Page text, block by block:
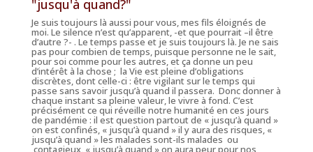
"jusqu'à quand?"
Je suis toujours là aussi pour vous, mes fils éloignés de
moi. Le silence n’est qu’apparent, -et que pourrait –il être
d’autre ?- . Le temps passe et je suis toujours là. Je ne sais
pas pour combien de temps, puisque personne ne le sait,
pour soi comme pour les autres, et ça donne un peu
d’intérêt à la chose ; la Vie est pleine d’obligations
discrètes, dont celle-ci : être vigilant sur le temps qui
passe sans savoir jusqu’à quand il passera. Donc donner à
chaque instant sa pleine valeur, le vivre à fond. C’est
précisément ce qui réveille notre humanité en ces jours
de pandémie : il est question partout de « jusqu’à quand »
on est confinés, « jusqu’à quand » il y aura des risques, «
jusqu’à quand » les malades sont-ils malades ou
contagieux, « jusqu’à quand » on aura peur pour nos